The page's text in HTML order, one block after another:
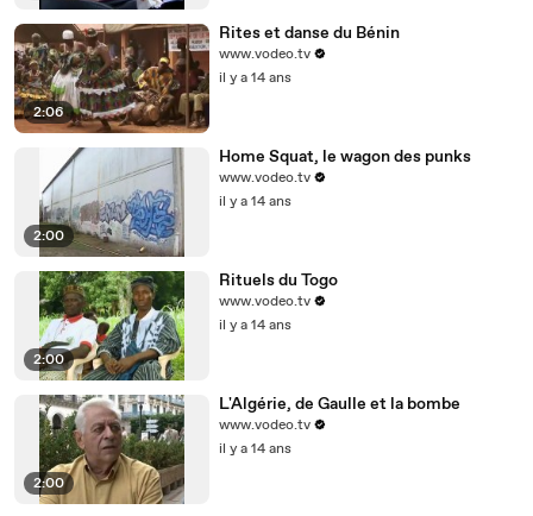
2:06
Rites et danse du Bénin
www.vodeo.tv
il y a 14 ans
2:00
Home Squat, le wagon des punks
www.vodeo.tv
il y a 14 ans
2:00
Rituels du Togo
www.vodeo.tv
il y a 14 ans
2:00
L'Algérie, de Gaulle et la bombe
www.vodeo.tv
il y a 14 ans